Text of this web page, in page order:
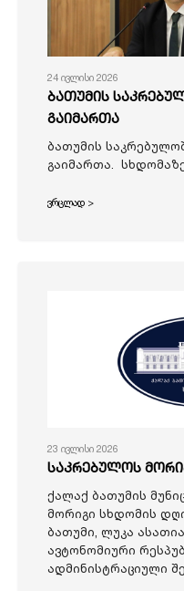
24 ივლისი 2026
ბათუმის
გაიმართა
ბათუმის
გაიმართა.
ვრცლად >
23 ივლისი 2026
საკრებულოს
ქალაქ ბათუმის
მორიგი სხდომის
ბათუმი, ლუკა
ავტონომიური
ადმინისტრაციული